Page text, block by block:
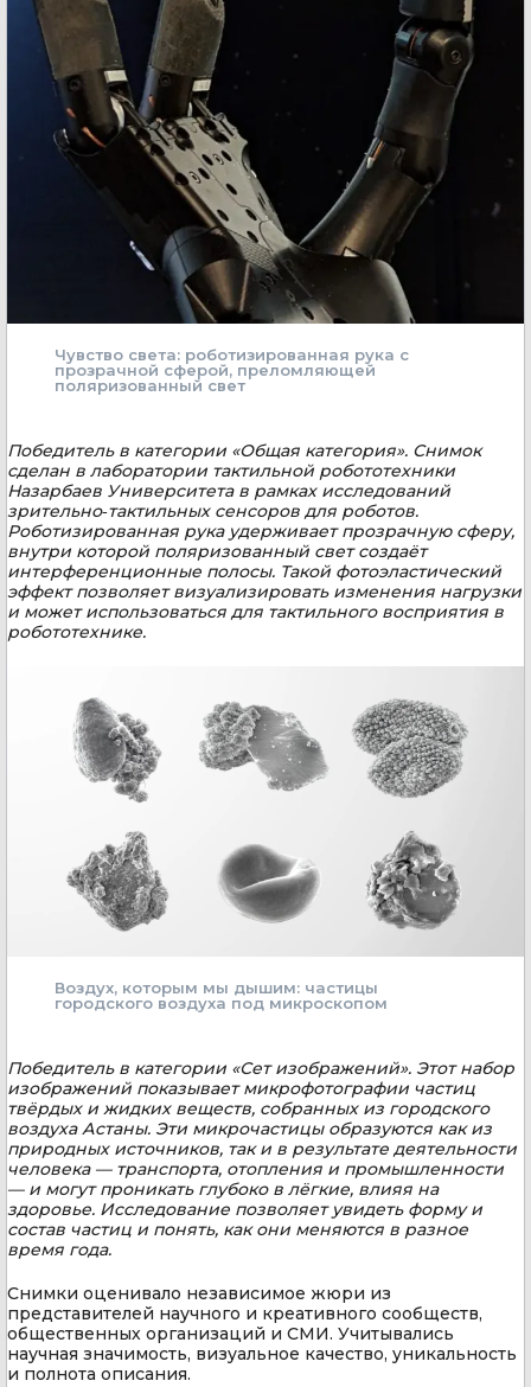
Чувство света: роботизированная рука с
прозрачной сферой, преломляющей
поляризованный свет
Победитель в категории «Общая категория». Снимок
сделан в лаборатории тактильной робототехники
Назарбаев Университета в рамках исследований
зрительно‑тактильных сенсоров для роботов.
Роботизированная рука удерживает прозрачную сферу,
внутри которой поляризованный свет создаёт
интерференционные полосы. Такой фотоэластический
эффект позволяет визуализировать изменения нагрузки
и может использоваться для тактильного восприятия в
робототехнике.
Воздух, которым мы дышим: частицы
городского воздуха под микроскопом
Победитель в категории «Сет изображений». Этот набор
изображений показывает микрофотографии частиц
твёрдых и жидких веществ, собранных из городского
воздуха Астаны. Эти микрочастицы образуются как из
природных источников, так и в результате деятельности
человека — транспорта, отопления и промышленности
— и могут проникать глубоко в лёгкие, влияя на
здоровье. Исследование позволяет увидеть форму и
состав частиц и понять, как они меняются в разное
время года.
Снимки оценивало независимое жюри из
представителей научного и креативного сообществ,
общественных организаций и СМИ. Учитывались
научная значимость, визуальное качество, уникальность
и полнота описания.